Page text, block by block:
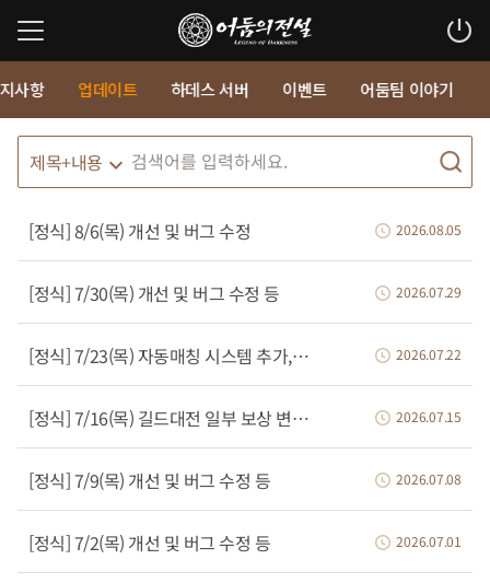
사항 업데이트 하데스 서버 이벤트 어둠팀 이야기
[정식] 8/6(목) 개선 및 버그 수정 2026.08.05
[정식] 7/30(목) 개선 및 버그 수정 등 2026.07.29
[정식] 7/23(목) 자동매칭 시스템 추가, 신규 이벤트 적용 등 2026.07.22
[정식] 7/16(목) 길드대전 일부 보상 변경, 버그 수정 등 2026.07.15
[정식] 7/9(목) 개선 및 버그 수정 등 2026.07.08
[정식] 7/2(목) 개선 및 버그 수정 등 2026.07.01